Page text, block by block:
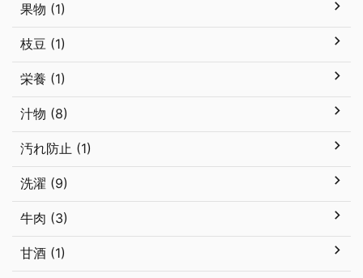
果物 (1)
枝豆 (1)
栄養 (1)
汁物 (8)
汚れ防止 (1)
洗濯 (9)
牛肉 (3)
甘酒 (1)